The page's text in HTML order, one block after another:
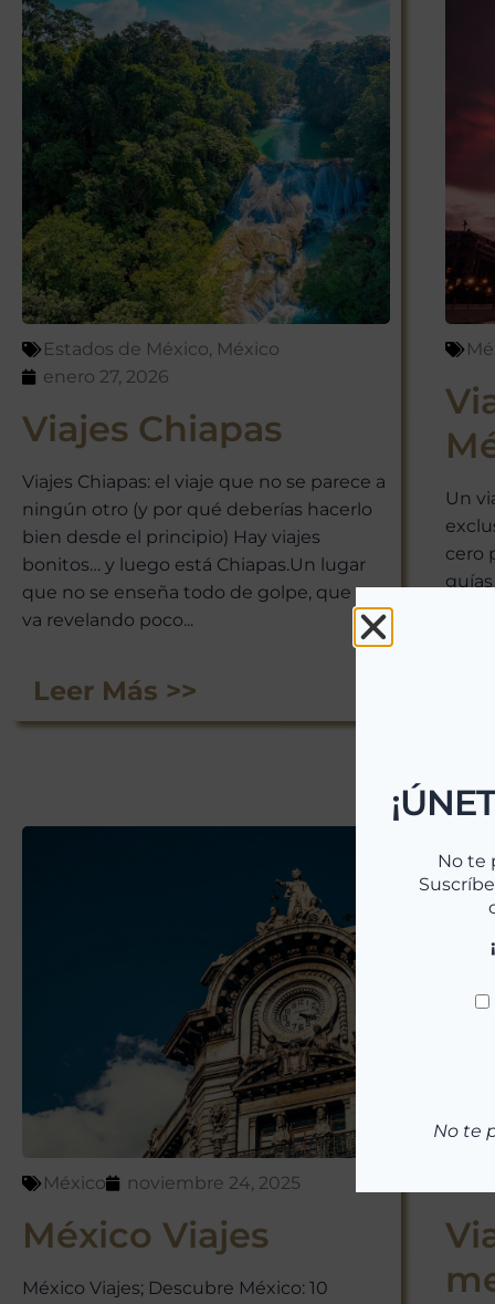
Estados de México, México
enero 27, 2026
Viajes Chiapas
Viajes Chiapas: el viaje que no se parece a
ningún otro (y por qué deberías hacerlo
bien desde el principio) Hay viajes
bonitos… y luego está Chiapas.Un lugar
que no se enseña todo de golpe, que se
va revelando poco...
Leer Más >>
Un
cero
México noviembre 24, 2025
México Viajes
México Viajes; Descubre México: 10
No te
No te